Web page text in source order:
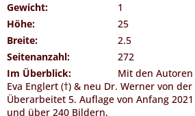
Gewicht:
1
Höhe:
25
Breite:
2.5
Seitenanzahl:
272
Im Überblick:
Mit den
Eva Englert (†) & neu Dr. Werner von
Überarbeitet 5. Auflage von Anfang
und über 240 Bildern.